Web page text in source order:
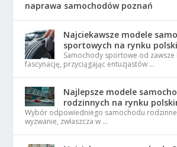
naprawa samochodów poznań
Najciekawsze modele
sportowych na rynku
Samochody sportowe od
fascynację, przyciągając entuzjastów …
Najlepsze modele
rodzinnych na rynku
Wybór odpowiedniego samochodu
wyzwanie, zwłaszcza w …